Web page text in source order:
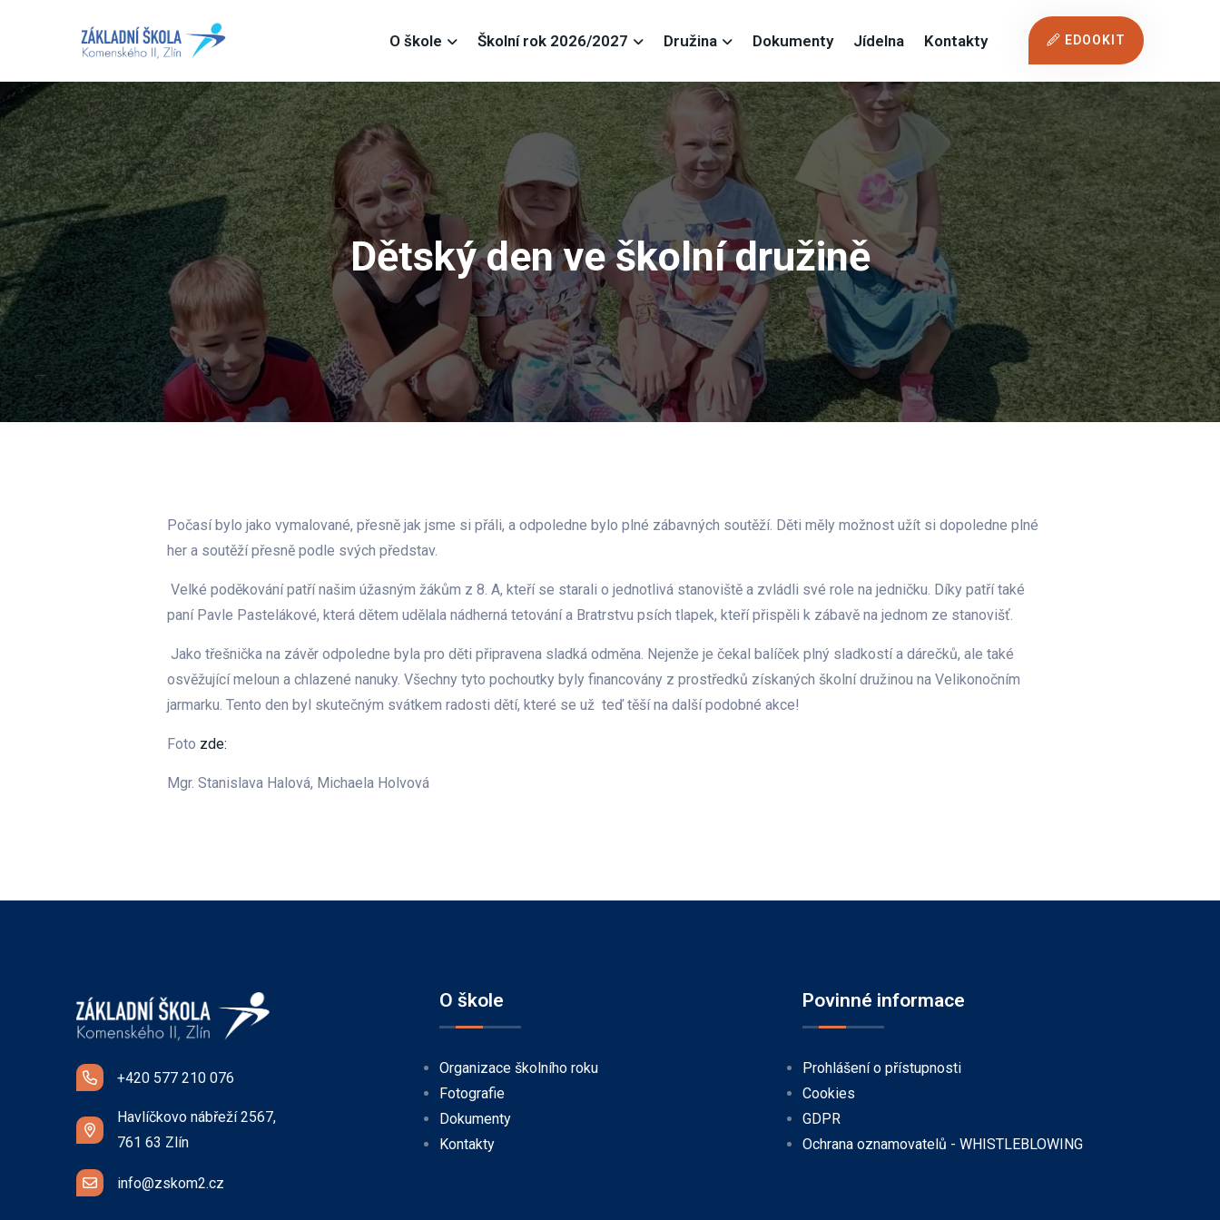
O škole Školní rok 2026/2027 Družina Dokumenty Jídelna Kontakty EDOOKIT
Dětský den ve školní družině
Počasí bylo jako vymalované, přesně jak jsme si přáli, a odpoledne bylo plné zábavných soutěží. Děti měly možnost užít si dopoledne plné
her a soutěží přesně podle svých představ.
Velké poděkování patří našim úžasným žákům z 8. A, kteří se starali o jednotlivá stanoviště a zvládli své role na jedničku. Díky patří také
paní Pavle Pastelákové, která dětem udělala nádherná tetování a Bratrstvu psích tlapek, kteří přispěli k zábavě na jednom ze stanovišť.
Jako třešnička na závěr odpoledne byla pro děti připravena sladká odměna. Nejenže je čekal balíček plný sladkostí a dárečků, ale také
osvěžující meloun a chlazené nanuky. Všechny tyto pochoutky byly financovány z prostředků získaných školní družinou na Velikonočním
jarmarku. Tento den byl skutečným svátkem radosti dětí, které se už teď těší na další podobné akce!
Foto zde:
Mgr. Stanislava Halová, Michaela Holvová
+420 577 210 076
Havlíčkovo nábřeží 2567,
761 63 Zlín
info@zskom2.cz
O škole
Organizace školního roku
Fotografie
Dokumenty
Kontakty
Povinné informace
Prohlášení o přístupnosti
Cookies
GDPR
Ochrana oznamovatelů - WHISTLEBLOWING